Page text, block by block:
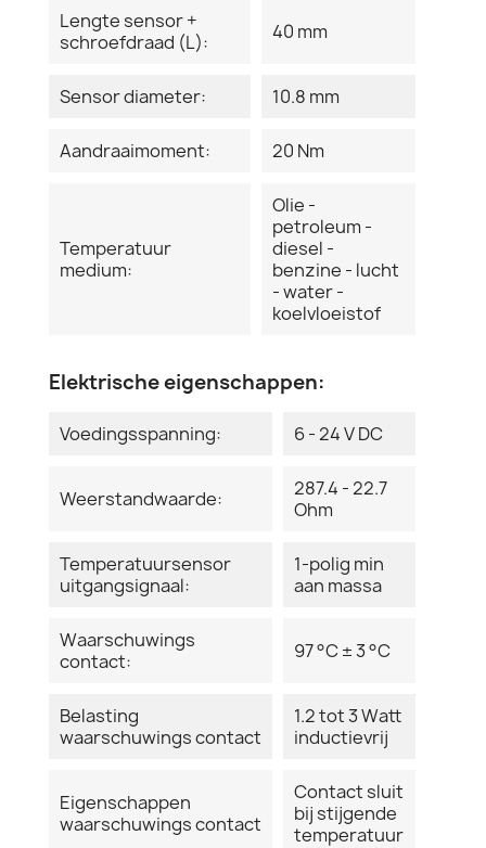
Lengte sensor +
schroefdraad (L):
40 mm
Sensor diameter: 10.8 mm
Aandraaimoment: 20 Nm
Temperatuur
medium:
Olie -
petroleum -
diesel -
benzine - lucht
- water -
koelvloeistof
Elektrische eigenschappen:
Voedingsspanning: 6 - 24 V DC
Weerstandwaarde:
287.4 - 22.7
Ohm
Temperatuursensor
uitgangsignaal:
1-polig min
aan massa
Waarschuwings
contact:
97 °C ± 3 °C
Belasting
waarschuwings contact
1.2 tot 3 Watt
inductievrij
Eigenschappen
waarschuwings contact
Contact sluit
bij stijgende
temperatuur